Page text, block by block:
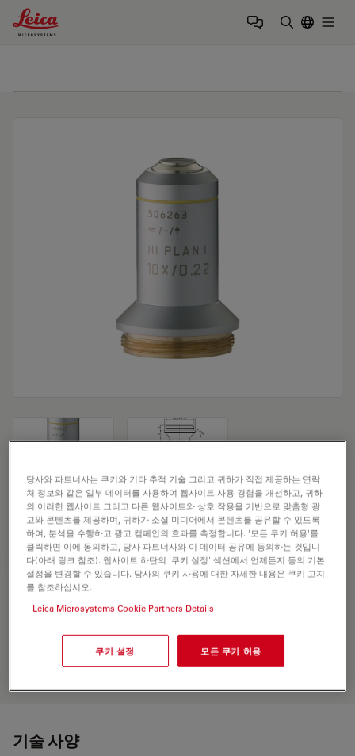
Leica Microsystems Logo
Microscope Objective HI PLAN I 10x/0,22
견적 요청하기
ourObjective Finder, compare
alternatives, and find the best fit for
your needs.
기술 사양
당사와 파트너사는 쿠키와 기타 추적 기술 그리고 귀하가 직접 제공하는 연락
처 정보와 같은 일부 데이터를 사용하여 웹사이트 사용 경험을 개선하고, 귀하
의 이러한 웹사이트 그리고 다른 웹사이트와 상호 작용을 기반으로 맞춤형 광
고와 콘텐츠를 제공하며, 귀하가 소셜 미디어에서 콘텐츠를 공유할 수 있도록
하여, 분석을 수행하고 광고 캠페인의 효과를 측정합니다. '모든 쿠키 허용'를
클릭하면 이에 동의하고, 당사 파트너사와 이 데이터 공유에 동의하는 것입니
다(아래 링크 참조). 웹사이트 하단의 '쿠키 설정' 섹션에서 언제든지 동의 기본
설정을 변경할 수 있습니다. 당사의 쿠키 사용에 대한 자세한 내용은 쿠키 고지
를 참조하십시오.
Leica Microsystems Cookie Partners Details
쿠키 설정 모든 쿠키 허용